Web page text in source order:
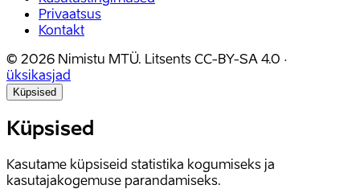
Privaatsus
Kontakt
© 2026 Nimistu MTÜ. Litsents CC-BY-SA 4.0 ·
üksikasjad
Küpsised
Küpsised
Kasutame küpsiseid statistika kogumiseks ja
kasutajakogemuse parandamiseks.